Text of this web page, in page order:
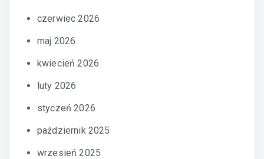
czerwiec 2026
maj 2026
kwiecień 2026
luty 2026
styczeń 2026
październik 2025
wrzesień 2025